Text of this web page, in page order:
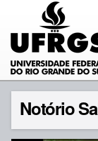
Notório